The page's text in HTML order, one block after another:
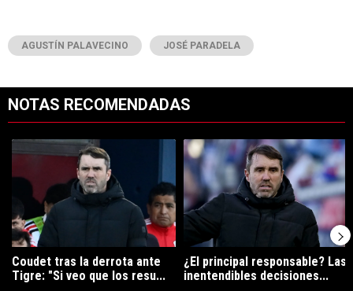
AGUSTÍN PALAVECINO JOSÉ PARADELA
NOTAS RECOMENDADAS
Un artículo de tendencia con el título "Coudet tras la derrota ante
Coudet tras la derrota ante
Tigre: "Si veo que los resu...
Un artículo de tendencia con el
¿El principal responsable? Las
inentendibles decisiones...